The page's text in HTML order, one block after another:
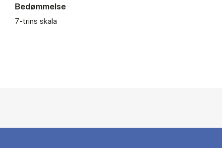
Bedømmelse
7-trins skala